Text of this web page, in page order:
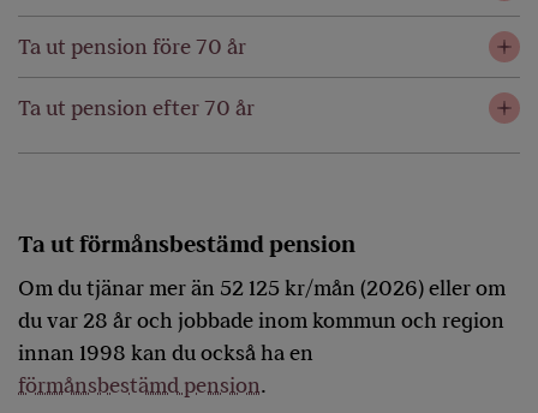
Ta ut pension före 70 år
Ta ut pension efter 70 år
Ta ut förmånsbestämd pension
Om du tjänar mer än 52 125 kr/mån (2026) eller om
du var 28 år och jobbade inom kommun och region
innan 1998 kan du också ha en
förmånsbestämd pension.